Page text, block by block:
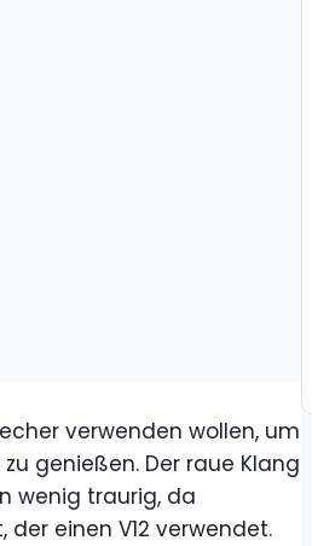
verwenden wollen, um
genießen. Der raue Klang
wenig traurig, da
einen V12 verwendet.